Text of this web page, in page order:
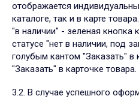
отображается
каталоге, так и в карте
"в наличии" - зеленая кнопка
статусе "нет в наличии, под
голубым кантом "Заказать" в
"Заказать" в карточке товара.
3.2. В случае успешного